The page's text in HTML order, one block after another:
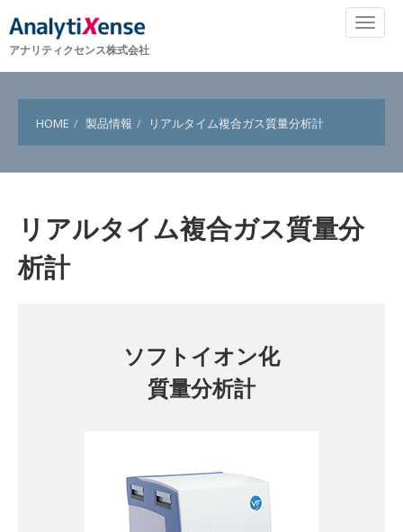
アナリティクセンス株式会社
HOME 製品情報 リアルタイム複合ガス質量分析計
リアルタイム複合ガス質量分
析計
ソフトイオン化
質量分析計